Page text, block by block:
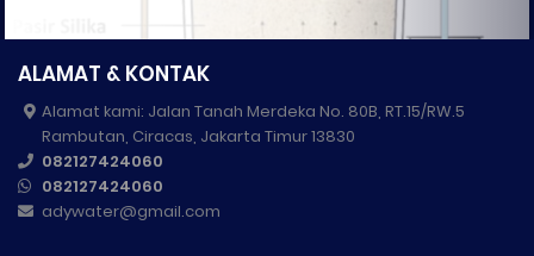
ALAMAT & KONTAK
Alamat kami: Jalan Tanah Merdeka No. 80B, RT.15/RW.5
Rambutan, Ciracas, Jakarta Timur 13830
082127424060
082127424060
adywater@gmail.com